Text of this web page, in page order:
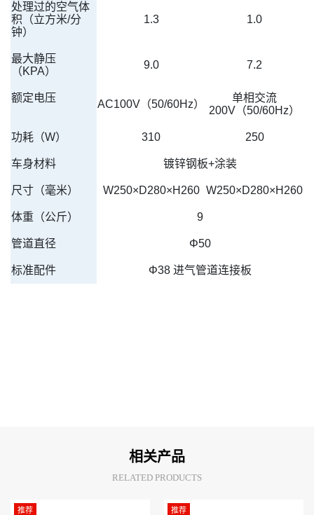
处理过的空气体
积（立方米/分
钟）
1.3 1.0
最大静压
（KPA）
9.0 7.2
额定电压
AC100V（50/60Hz）
单相交流
200V（50/60Hz）
功耗（W） 310 250
车身材料 镀锌钢板+涂装
尺寸（毫米） W250×D280×H260 W250×D280×H260
体重（公斤） 9
管道直径 Φ50
标准配件 Φ38 进气管道连接板
相关产品
RELATED PRODUCTS
推荐 推荐